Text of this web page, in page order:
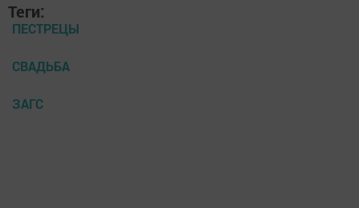
Теги:
ПЕСТРЕЦЫ
СВАДЬБА
ЗАГС